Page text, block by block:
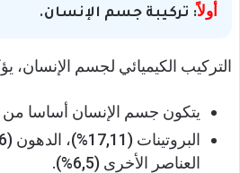
أولاً: تركيبة جسم الإنسان.
التركيب الكيميائي لجسم الإنسان،
يتكون جسم الإنسان أساسا من الماء
العناصر الأخرى (6,5%).